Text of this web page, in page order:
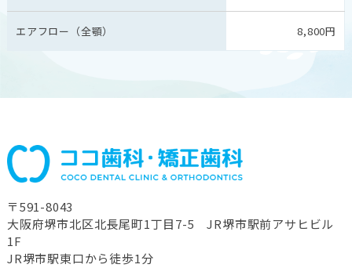
エアフロー（全顎） 8,800円
〒591-8043
⼤阪府堺市北区北⻑尾町1丁⽬7-5 JR堺市駅前アサヒビル
1F
JR堺市駅東⼝から徒歩1分